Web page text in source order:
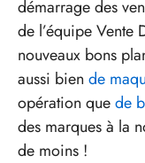
démarrage des
de l’équipe Vente
nouveaux bons
aussi bien de
opération quede
des marques à la
de moins !